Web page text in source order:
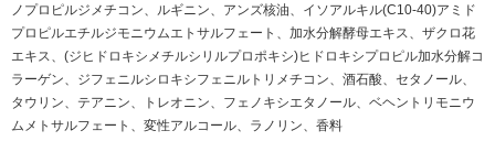
ノプロピルジメチコン、ルギニン、アンズ核油、イソアルキル(C10-40)アミド
プロピルエチルジモニウムエトサルフェート、加水分解酵母エキス、ザクロ花
エキス、(ジヒドロキシメチルシリルプロポキシ)ヒドロキシプロピル加水分解コ
ラーゲン、ジフェニルシロキシフェニルトリメチコン、酒石酸、セタノール、
タウリン、テアニン、トレオニン、フェノキシエタノール、ベヘントリモニウ
ムメトサルフェート、変性アルコール、ラノリン、香料